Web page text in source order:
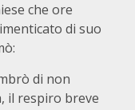
che ore
di suo
di non
il respiro breve